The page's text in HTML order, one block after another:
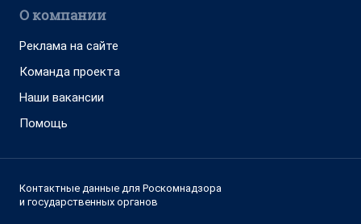
О компании
Реклама на сайте
Команда проекта
Наши вакансии
Помощь
Контактные данные для Роскомнадзора
и государственных органов